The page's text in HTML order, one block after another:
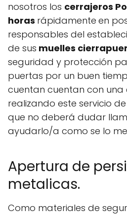
nosotros los cerrajeros
horas rápidamente en
responsables del
de sus muelles
seguridad y protección
puertas por un buen
cuentan cuentan con una
realizando este servicio
que no deberá dudar
ayudarlo/a como se lo
Apertura de
metalicas.
Como materiales de